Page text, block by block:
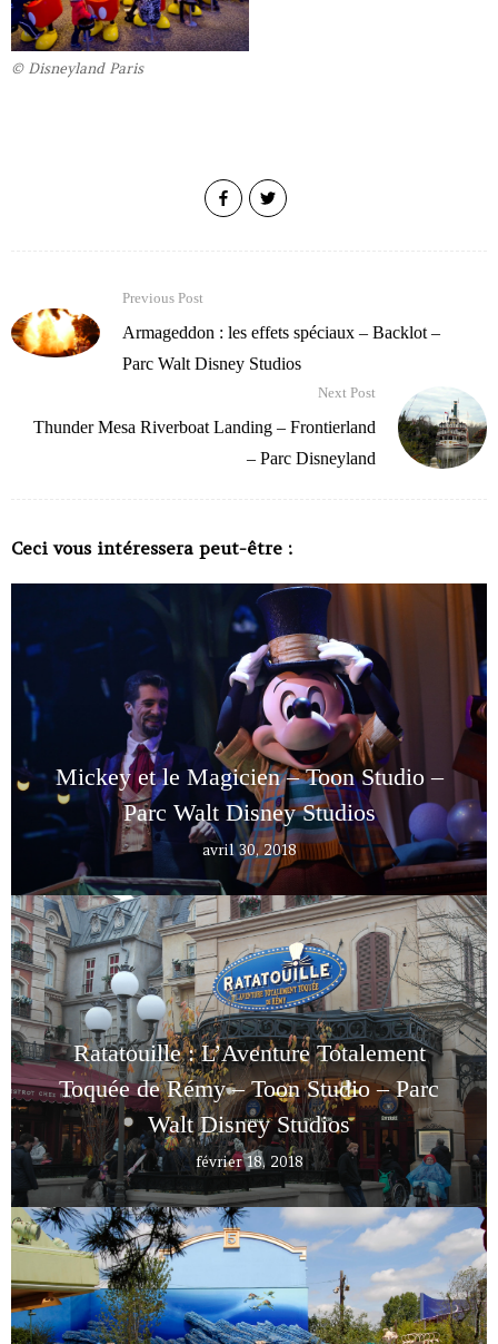
© Disneyland Paris
Previous Post
Armageddon : les effets spéciaux – Backlot –
Parc Walt Disney Studios
Next Post
Thunder Mesa Riverboat Landing – Frontierland
– Parc Disneyland
Ceci vous intéressera peut-être :
Mickey et le Magicien – Toon Studio –
Parc Walt Disney Studios
avril 30, 2018
Ratatouille : L’Aventure Totalement
Toquée de Rémy – Toon Studio – Parc
Walt Disney Studios
février 18, 2018